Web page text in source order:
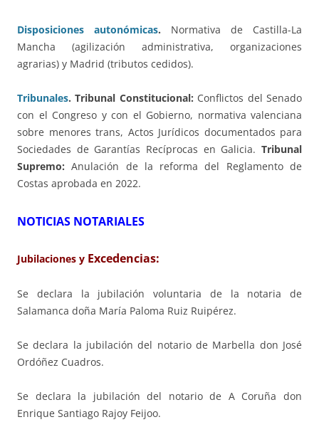
Disposiciones autonómicas. Normativa de Castilla-La
Mancha (agilización administrativa, organizaciones
agrarias) y Madrid (tributos cedidos).
Tribunales.Tribunal Constitucional: Conflictos del Senado
con el Congreso y con el Gobierno, normativa valenciana
sobre menores trans, Actos Jurídicos documentados para
Sociedades de Garantías Recíprocas en Galicia. Tribunal
Supremo: Anulación de la reforma del Reglamento de
Costas aprobada en 2022.
NOTICIAS NOTARIALES
Jubilaciones y Excedencias:
Se declara la jubilación voluntaria de la notaria de
Salamanca doña María Paloma Ruiz Ruipérez.
Se declara la jubilación del notario de Marbella don José
Ordóñez Cuadros.
Se declara la jubilación del notario de A Coruña don
Enrique Santiago Rajoy Feijoo.